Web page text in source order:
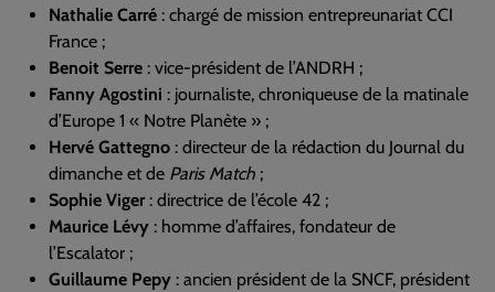
Nathalie Carré : chargé de mission entrepreunariat CCI
France ;
Benoit Serre : vice-président de l’ANDRH ;
Fanny Agostini : journaliste, chroniqueuse de la matinale
d’Europe 1 « Notre Planète » ;
Hervé Gattegno : directeur de la rédaction du Journal du
dimanche et de Paris Match ;
Sophie Viger: directrice de l’école 42 ;
Maurice Lévy : homme d’affaires, fondateur de
l’Escalator ;
Guillaume Pepy : ancien président de la SNCF, président